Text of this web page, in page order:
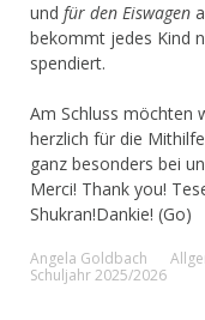
und für den Eiswagen
bekommt jedes Kind
spendiert.
Am Schluss möchten
herzlich für die
ganz besonders bei
Merci! Thank you!
Shukran!Dankie! (Go)
Angela Goldbach
Schuljahr 2025/2026